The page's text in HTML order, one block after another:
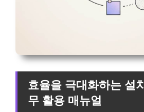
효율을 극대화하는 설
무 활용 매뉴얼